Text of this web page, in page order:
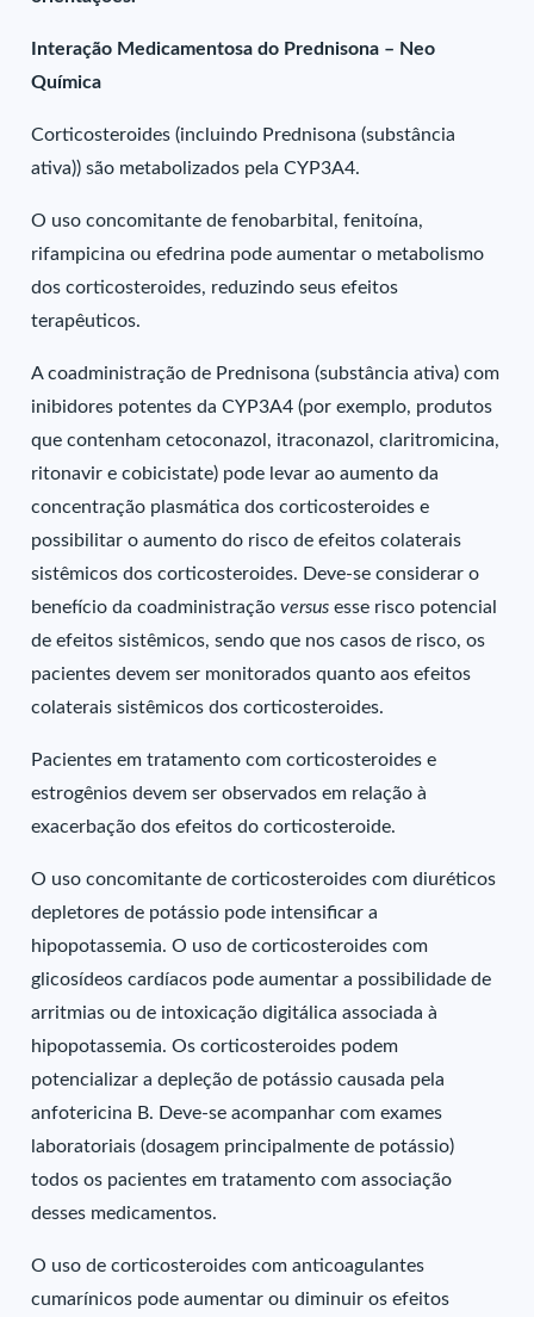
Interação Medicamentosa do Prednisona – Neo
Química
Corticosteroides (incluindo Prednisona (substância
ativa)) são metabolizados pela CYP3A4.
O uso concomitante de fenobarbital, fenitoína,
rifampicina ou efedrina pode aumentar o metabolismo
dos corticosteroides, reduzindo seus efeitos
terapêuticos.
A coadministração de Prednisona (substância ativa) com
inibidores potentes da CYP3A4 (por exemplo, produtos
que contenham cetoconazol, itraconazol, claritromicina,
ritonavir e cobicistate) pode levar ao aumento da
concentração plasmática dos corticosteroides e
possibilitar o aumento do risco de efeitos colaterais
sistêmicos dos corticosteroides. Deve-se considerar o
benefício da coadministraçãoversus esse risco potencial
de efeitos sistêmicos, sendo que nos casos de risco, os
pacientes devem ser monitorados quanto aos efeitos
colaterais sistêmicos dos corticosteroides.
Pacientes em tratamento com corticosteroides e
estrogênios devem ser observados em relação à
exacerbação dos efeitos do corticosteroide.
O uso concomitante de corticosteroides com diuréticos
depletores de potássio pode intensificar a
hipopotassemia. O uso de corticosteroides com
glicosídeos cardíacos pode aumentar a possibilidade de
arritmias ou de intoxicação digitálica associada à
hipopotassemia. Os corticosteroides podem
potencializar a depleção de potássio causada pela
anfotericina B. Deve-se acompanhar com exames
laboratoriais (dosagem principalmente de potássio)
todos os pacientes em tratamento com associação
desses medicamentos.
O uso de corticosteroides com anticoagulantes
cumarínicos pode aumentar ou diminuir os efeitos